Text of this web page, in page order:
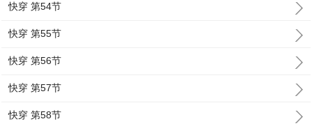
快穿 第54节
快穿 第55节
快穿 第56节
快穿 第57节
快穿 第58节